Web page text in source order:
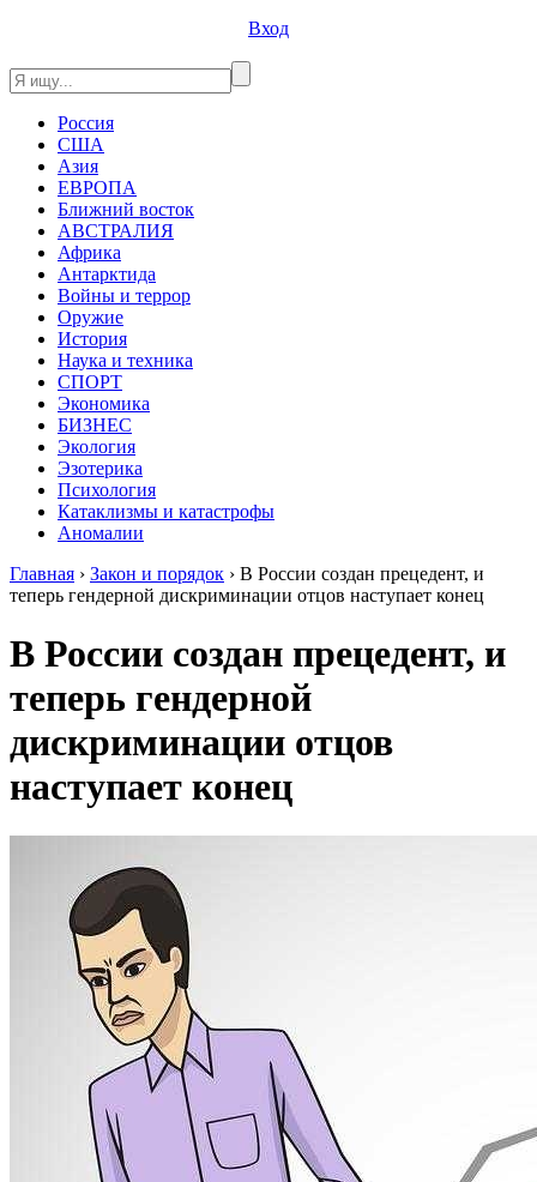
Вход
Россия
США
Азия
ЕВРОПА
Ближний восток
АВСТРАЛИЯ
Африка
Антарктида
Войны и террор
Оружие
История
Наука и техника
СПОРТ
Экономика
БИЗНЕС
Экология
Эзотерика
Психология
Катаклизмы и катастрофы
Аномалии
Главная › Закон и порядок › В России создан прецедент, и
теперь гендерной дискриминации отцов наступает конец
В России создан прецедент, и
теперь гендерной
дискриминации отцов
наступает конец